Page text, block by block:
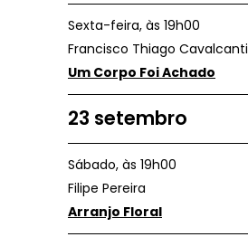
Sexta-feira, às 19h00
Francisco Thiago Cavalcanti
Um Corpo Foi Achado
23 setembro
Sábado, às 19h00
Filipe Pereira
Arranjo Floral